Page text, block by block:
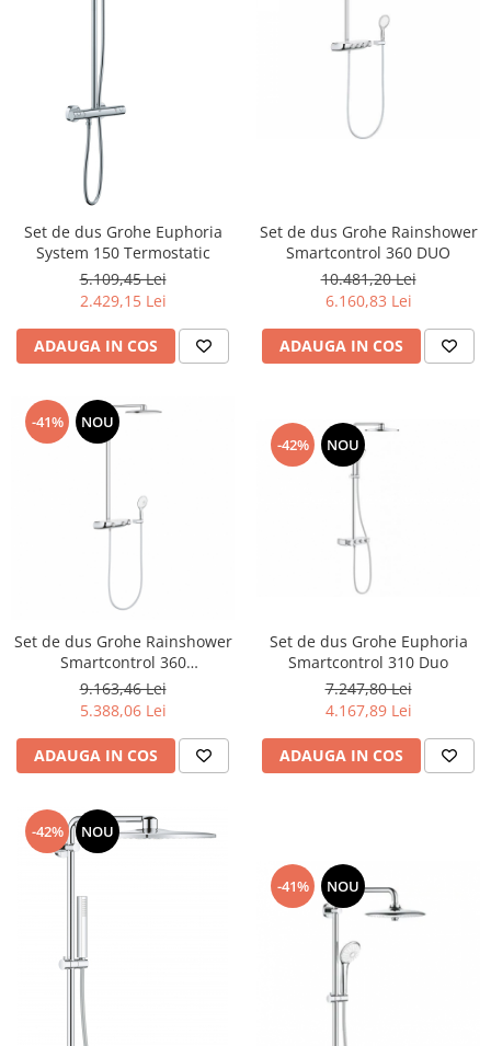
Lavoare freestanding
Lavoare pe blat
Lavoare sub blat
Lavoare pe mobilier
Lavoare incastrabile
Lavoare suspendate,semipiedestal
Bideuri
Bideuri stative
Bideuri suspendate
Vase WC stative
WC pentru persoane cu dizabilitati
Capace
Capace WC clasice
Capace bideuri
Set de dus Grohe Euphoria
System 150 Termostatic
5.109,45 Lei
2.429,15 Lei
ADAUGA IN COS
Set de dus Grohe Rainshower
Smartcontrol 360 DUO
10.481,20 Lei
6.160,83 Lei
ADAUGA IN COS
-41% NOU
Set de dus Grohe Rainshower
Smartcontrol 360
monotermostatic moon-white
9.163,46 Lei
5.388,06 Lei
ADAUGA IN COS
-42% NOU
Set de dus Grohe Euphoria
Smartcontrol 310 Duo
7.247,80 Lei
4.167,89 Lei
ADAUGA IN COS
-42% NOU
-41% NOU